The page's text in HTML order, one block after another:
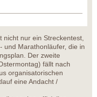
nur ein Streckentest,
und Marathonläufer, die in
Der zweite
fällt nach
organisatorischen
eine Andacht /